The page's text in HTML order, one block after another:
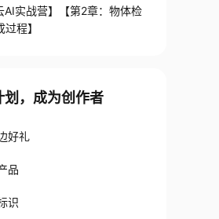
AI实战营】【第2章：物体检
程】
划，成为创作者
好礼
品
识